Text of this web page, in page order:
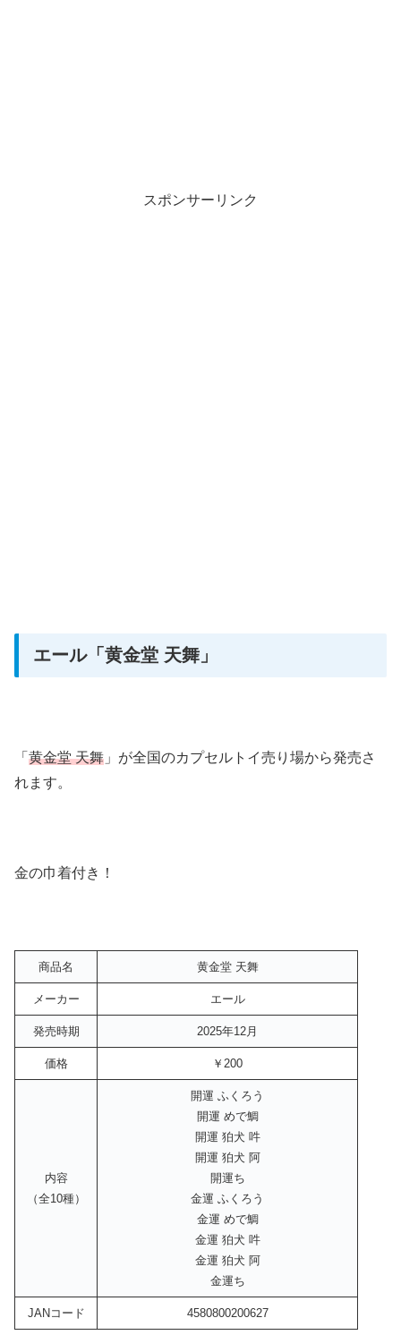
スポンサーリンク
エール「黄金堂 天舞」
「 黄金堂 天舞 」が全国のカプセルトイ売り場から発売さ
れます。
金の巾着付き！
商品名 黄金堂 天舞
メーカー エール
発売時期 2025年12月
価格 ￥200
内容
（全10種）
開運 ふくろう
開運 めで鯛
開運 狛犬 吽
開運 狛犬 阿
開運ち
金運 ふくろう
金運 めで鯛
金運 狛犬 吽
金運 狛犬 阿
金運ち
JANコード 4580800200627